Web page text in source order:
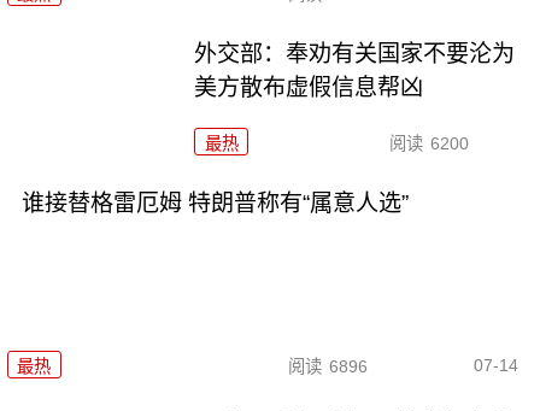
外交部：奉劝有关国家不要沦为
美方散布虚假信息帮凶
最热 阅读 6200
谁接替格雷厄姆 特朗普称有“属意人选”
最热 阅读 6896 07-14